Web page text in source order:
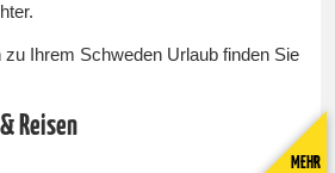
zu Ihrem Schweden Urlaub finden Sie
Reisen
MEHR